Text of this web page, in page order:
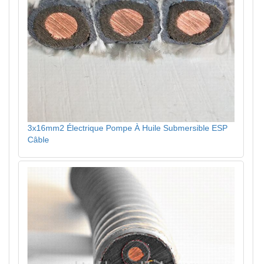
3x16mm2 Électrique Pompe À Huile Submersible ESP
Câble